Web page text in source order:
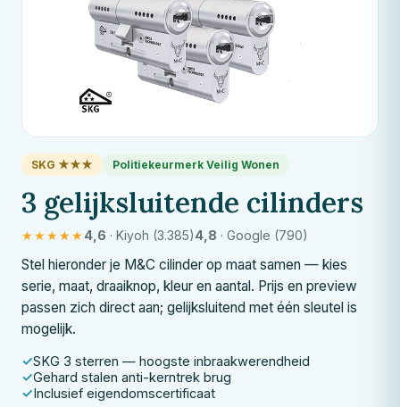
SKG ★★★ Politiekeurmerk Veilig Wonen
3 gelijksluitende cilinders
★★★★★4,6 · Kiyoh (3.385)4,8 · Google (790)
Stel hieronder je M&C cilinder op maat samen — kies
serie, maat, draaiknop, kleur en aantal. Prijs en preview
passen zich direct aan; gelijksluitend met één sleutel is
mogelijk.
SKG 3 sterren — hoogste inbraakwerendheid
Gehard stalen anti-kerntrek brug
Inclusief eigendomscertificaat